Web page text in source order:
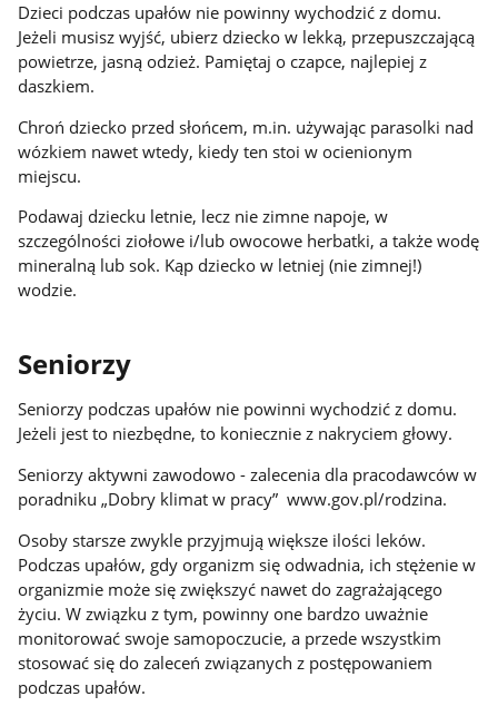
Dzieci podczas upałów nie powinny wychodzić z domu.
Jeżeli musisz wyjść, ubierz dziecko w lekką, przepuszczającą
powietrze, jasną odzież. Pamiętaj o czapce, najlepiej z
daszkiem.
Chroń dziecko przed słońcem, m.in. używając parasolki nad
wózkiem nawet wtedy, kiedy ten stoi w ocienionym
miejscu.
Podawaj dziecku letnie, lecz nie zimne napoje, w
szczególności ziołowe i/lub owocowe herbatki, a także wodę
mineralną lub sok. Kąp dziecko w letniej (nie zimnej!)
wodzie.
Seniorzy
Seniorzy podczas upałów nie powinni wychodzić z domu.
Jeżeli jest to niezbędne, to koniecznie z nakryciem głowy.
Seniorzy aktywni zawodowo - zalecenia dla pracodawców w
poradniku „Dobry klimat w pracy” www.gov.pl/rodzina.
Osoby starsze zwykle przyjmują większe ilości leków.
Podczas upałów, gdy organizm się odwadnia, ich stężenie w
organizmie może się zwiększyć nawet do zagrażającego
życiu. W związku z tym, powinny one bardzo uważnie
monitorować swoje samopoczucie, a przede wszystkim
stosować się do zaleceń związanych z postępowaniem
podczas upałów.